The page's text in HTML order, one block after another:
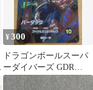
¥300
ドラゴンボールスーパ
ーダイバーズ GDR
SDVP-022 バーダック